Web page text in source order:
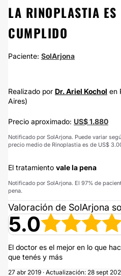
LA RINOPLASTIA ES
CUMPLIDO
Paciente: SolArjona
Realizado por Dr. Ariel Kochol en
Aires)
Precio aproximado: US$ 1.880
Notificado por SolArjona. Puede variar
precio medio de Rinoplastia es de US$
El tratamiento vale la pena
Notificado por SolArjona. El 97% de
pena.
Valoración de SolArjona
5.0
El doctor es el mejor en lo que
que tenés y más
27 abr 2019 · Actualización: 28 sept